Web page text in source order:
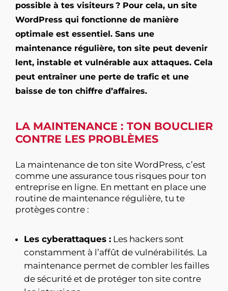
possible à tes visiteurs ? Pour cela, un site
WordPress qui fonctionne de manière
optimale est essentiel. Sans une
maintenance régulière, ton site peut devenir
lent, instable et vulnérable aux attaques. Cela
peut entraîner une perte de trafic et une
baisse de ton chiffre d’affaires.
LA MAINTENANCE : TON BOUCLIER
CONTRE LES PROBLÈMES
La maintenance de ton site WordPress, c’est
comme une assurance tous risques pour ton
entreprise en ligne. En mettant en place une
routine de maintenance régulière, tu te
protèges contre :
Les cyberattaques : Les hackers sont
constamment à l’affût de vulnérabilités. La
maintenance permet de combler les failles
de sécurité et de protéger ton site contre